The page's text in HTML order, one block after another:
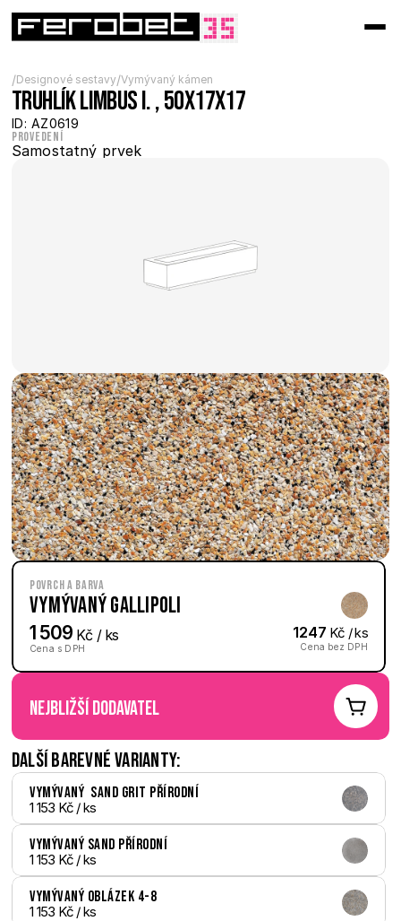
/Designové sestavy/Vymývaný kámen
Truhlík Limbus I. , 50x17x17
ID: AZ0619
Provedení
Samostatný prvek
Povrch a barva
Vymývaný Gallipoli
1 509 Kč / ks
Cena s DPH
1247 Kč / ks
Cena bez DPH
nejbližší dodavatel
Další barevné varianty:
Vymývaný  Sand Grit přírodní
1 153 Kč / ks
Vymývaný Sand přírodní
1 153 Kč / ks
Vymývaný Oblázek 4-8
1 153 Kč / ks